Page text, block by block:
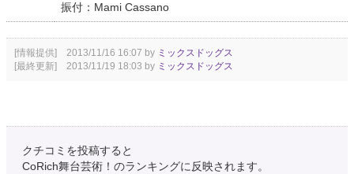
振付：Mami Cassano
[情報提供] 2013/11/16 16:07 by ミックスドッグス
[最終更新] 2013/11/19 18:03 by ミックスドッグス
クチコミを投稿すると
CoRich舞台芸術！のランキングに反映されます。